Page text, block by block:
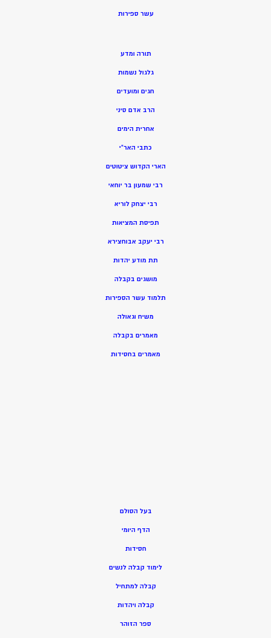
עשר ספירות
תורה ומדע
גלגול נשמות
חגים ומועדים
הרב אדם סיני
אחרית הימים
כתבי האר”י
הארי הקדוש ציטוטים
רבי שמעון בר יוחאי
רבי יצחק לוריא
תפיסת המציאות
רבי יעקב אבוחצירא
תת מודע יהדות
מושגים בקבלה
תלמוד עשר הספירות
משיח וגאולה
מאמרים בקבלה
מאמרים בחסידות
בעל הסולם
הדף היומי
חסידות
לימוד קבלה לנשים
קבלה למתחיל
קבלה ויהדות
ספר הזוהר